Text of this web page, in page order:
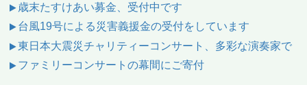
歳末たすけあい募金、受付中です
台風19号による災害義援金の受付をしています
東日本大震災チャリティーコンサート、多彩な演奏家で
ファミリーコンサートの幕間にご寄付